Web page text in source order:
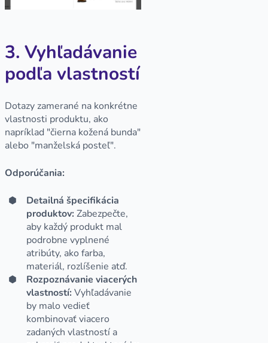
3. Vyhľadávanie
podľa vlastností
Dotazy zamerané na konkrétne
vlastnosti produktu, ako
napríklad "čierna kožená bunda"
alebo "manželská posteľ".
Odporúčania:
Detailná špecifikácia
produktov: Zabezpečte,
aby každý produkt mal
podrobne vyplnené
atribúty, ako farba,
materiál, rozlíšenie atď.
Rozpoznávanie viacerých
vlastností: Vyhľadávanie
by malo vedieť
kombinovať viacero
zadaných vlastností a